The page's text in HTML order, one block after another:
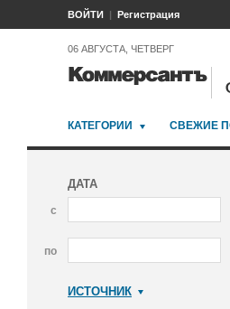
ВОЙТИ Регистрация
06 АВГУСТА, ЧЕТВЕРГ
КАТЕГОРИИ СВЕЖИЕ
ДАТА
с
по
ИСТОЧНИК